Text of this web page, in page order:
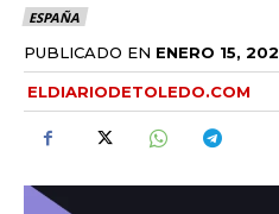
ESPAÑA
PUBLICADO EN ENERO 15,
ELDIARIODETOLEDO.COM